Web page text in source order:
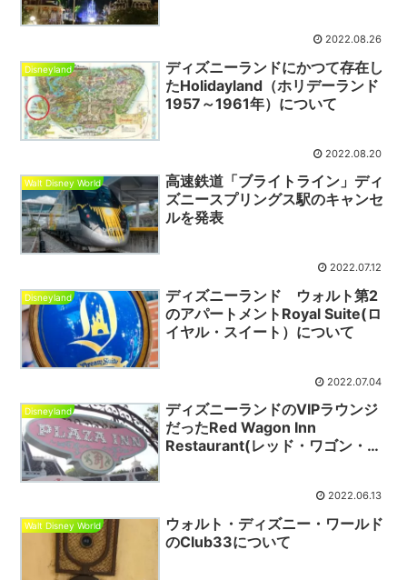
2022.08.26
Disneyland
ディズニーランドにかつて存在し
たHolidayland（ホリデーランド
1957～1961年）について
2022.08.20
Walt Disney World
高速鉄道「ブライトライン」ディ
ズニースプリングス駅のキャンセ
ルを発表
2022.07.12
Disneyland
ディズニーランド ウォルト第2
のアパートメントRoyal Suite(ロ
イヤル・スイート）について
2022.07.04
Disneyland
ディズニーランドのVIPラウンジ
だったRed Wagon Inn
Restaurant(レッド・ワゴン・イ
2022.06.13
Walt Disney World
ウォルト・ディズニー・ワールド
のClub33について